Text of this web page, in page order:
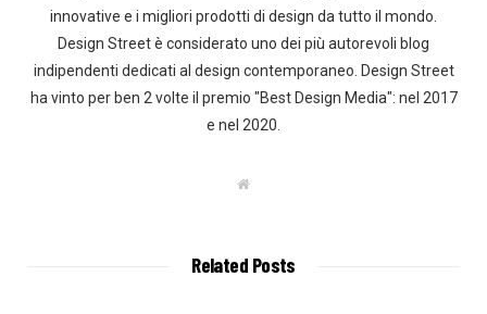
innovative e i migliori prodotti di design da tutto il mondo.
Design Street è considerato uno dei più autorevoli blog
indipendenti dedicati al design contemporaneo. Design Street
ha vinto per ben 2 volte il premio "Best Design Media": nel 2017
e nel 2020.
W
Related Posts